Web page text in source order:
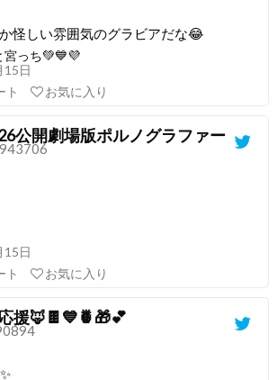
怪しい雰囲気のグラビアだな😂
宮っち💚💙💜
15日
ト お気に入り
公開劇場版ポルノグラファー
15日
ト お気に入り
援🦊🍫💙🍍🎁💕